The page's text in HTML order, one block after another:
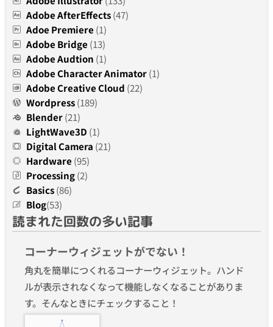
Adobe AfterEffects(47)
Adoe Premiere (1)
Adobe Bridge (13)
Adobe Audtion (1)
Adobe Character Animator(1)
Adobe Creative Cloud (22)
Wordpress(189)
Blender(21)
LightWave3D (1)
Digital Camera (21)
Hardware (95)
Processing(2)
Basics(86)
Blog(53)
読まれた回数の多い記事
コーナーウィジェットがでない！
角丸を簡単につくれるコーナーウィジェット。ハンド
ルが表示されなくなって機能しなくなることがありま
す。そんなときにチェックすること！